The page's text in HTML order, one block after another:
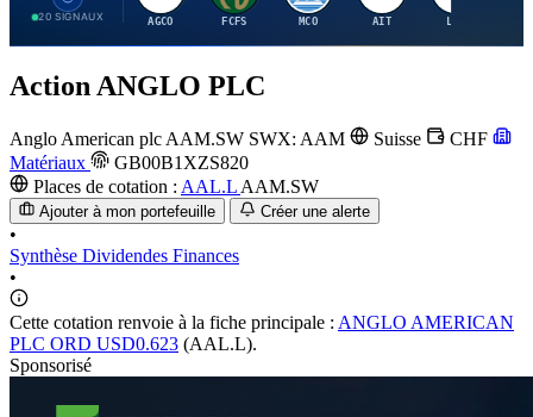
20 SIGNAUX AGCO FCFS MCO AIT
Action ANGLO PLC
Anglo American plc AAM.SW SWX: AAM Suisse
CHF
Matériaux
GB00B1XZS820
Places de cotation : AAL.L AAM.SW
Ajouter à mon portefeuille Créer une alerte
•
Synthèse Dividendes Finances
•
Cette cotation renvoie à la fiche principale : ANGLO AMERICAN
PLC ORD USD0.623 (AAL.L).
Sponsorisé